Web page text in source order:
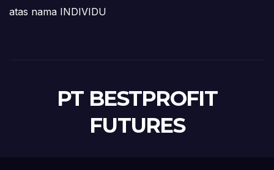
atas nama INDIVIDU
PT BESTPROFIT
FUTURES